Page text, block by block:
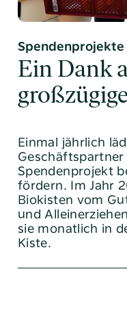
Spendenprojekte
Ein Dank
Einmal jährlich
Spendenprojekt
fördern. Im Jahr
Biokisten vom
und
sie monatlich in
Kiste.